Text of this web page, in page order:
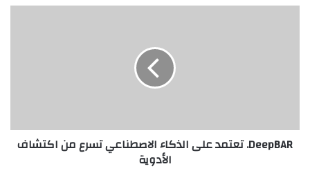
الأدوية
DeepBAR. تعتمد على الذكاء الاصطناعي تسرع من اكتشاف
الأدوية